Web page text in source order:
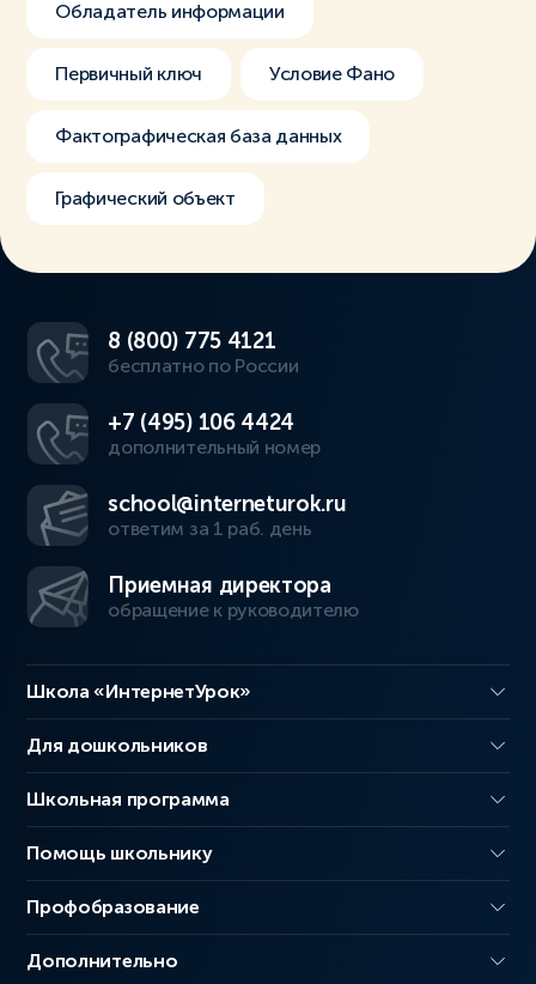
Обладатель информации
Первичный ключ Условие Фано
Фактографическая база данных
Графический объект
8 (800) 775 4121
бесплатно по России
+7 (495) 106 4424
дополнительный номер
school@interneturok.ru
ответим за 1 раб. день
Приемная директора
обращение к руководителю
Школа «ИнтернетУрок»
Для дошкольников
Школьная программа
Помощь школьнику
Профобразование
Дополнительно